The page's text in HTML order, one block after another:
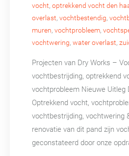
vocht, optrekkend vocht den
overlast, vochtbestendig,
muren, vochtprobleem,
vochtwering, water overlast,
Projecten van Dry Works –
vochtbestrijding, optrekkend
vochtprobleem Nieuwe Uitleg
Optrekkend vocht,
vochtbestrijding, vochtwering
renovatie van dit pand zijn
geconstateerd door onze